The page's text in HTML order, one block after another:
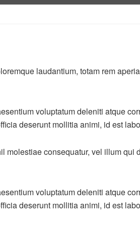
laudantium, totam rem
voluptatum deleniti atque
deserunt mollitia animi, id est
consequatur, vel illum qui
voluptatum deleniti atque
deserunt mollitia animi, id est